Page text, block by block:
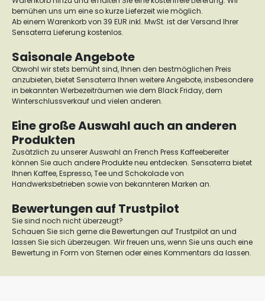
bemühen uns um eine so kurze Lieferzeit wie möglich.
Ab einem Warenkorb von 39 EUR inkl. MwSt. ist der Versand Ihrer
Sensaterra Lieferung kostenlos.
Saisonale Angebote
Obwohl wir stets bemüht sind, Ihnen den bestmöglichen Preis
anzubieten, bietet Sensaterra Ihnen weitere Angebote, insbesondere
in bekannten Werbezeiträumen wie dem Black Friday, dem
Winterschlussverkauf und vielen anderen.
Eine große Auswahl auch an anderen
Produkten
Zusätzlich zu unserer Auswahl an French Press Kaffeebereiter
können Sie auch andere Produkte neu entdecken. Sensaterra bietet
Ihnen Kaffee, Espresso, Tee und Schokolade von
Handwerksbetrieben sowie von bekannteren Marken an.
Bewertungen auf Trustpilot
Sie sind noch nicht überzeugt?
Schauen Sie sich gerne die Bewertungen auf Trustpilot an und
lassen Sie sich überzeugen. Wir freuen uns, wenn Sie uns auch eine
Bewertung in Form von Sternen oder eines Kommentars da lassen.